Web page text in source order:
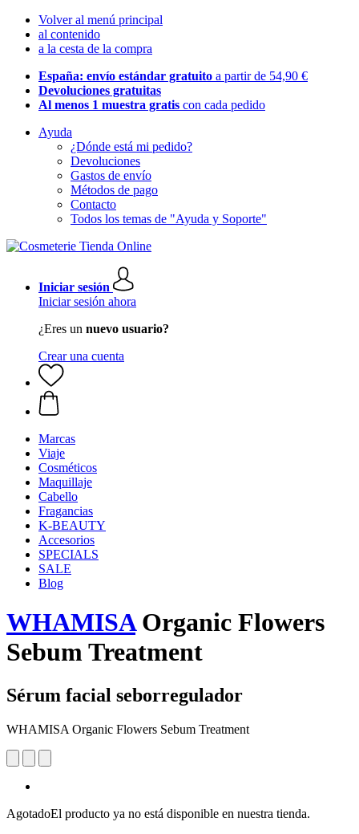
Volver al menú principal
al contenido
a la cesta de la compra
España: envío estándar gratuito a partir de 54,90 €
Devoluciones gratuitas
Al menos 1 muestra gratis con cada pedido
Ayuda
¿Dónde está mi pedido?
Devoluciones
Gastos de envío
Métodos de pago
Contacto
Todos los temas de "Ayuda y Soporte"
Iniciar sesión
Iniciar sesión ahora
¿Eres un nuevo usuario?
Crear una cuenta
Marcas
Viaje
Cosméticos
Maquillaje
Cabello
Fragancias
K-BEAUTY
Accesorios
SPECIALS
SALE
Blog
WHAMISAOrganic Flowers
Sebum Treatment
Sérum facial seborregulador
WHAMISA Organic Flowers Sebum Treatment
AgotadoEl producto ya no está disponible en nuestra tienda.